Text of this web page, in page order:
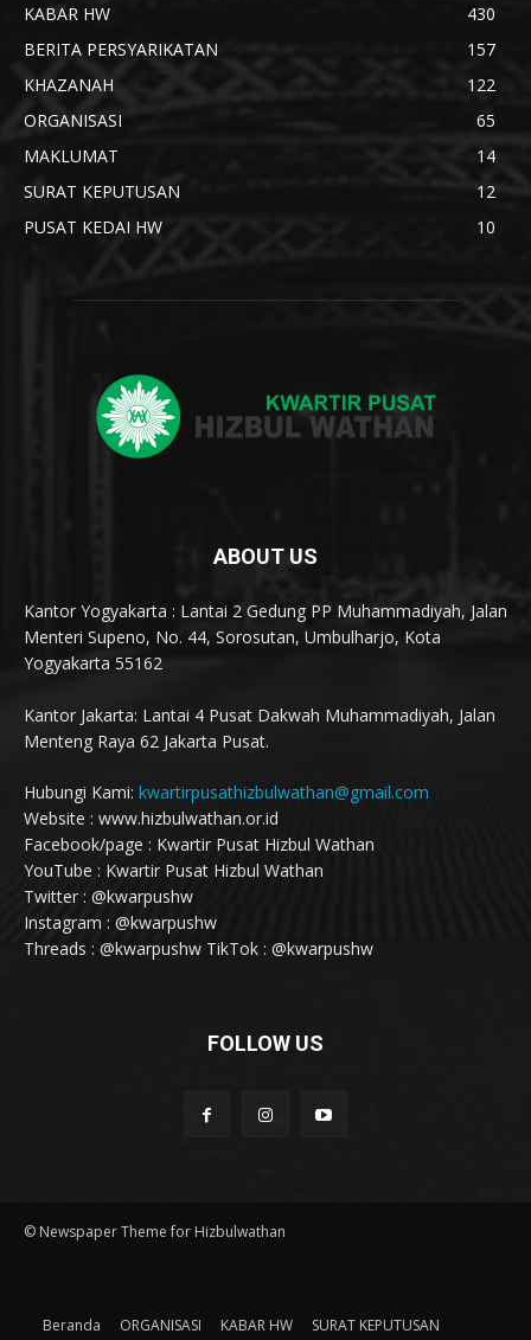
KABAR HW
430
BERITA PERSYARIKATAN
157
KHAZANAH
122
ORGANISASI
65
MAKLUMAT
14
SURAT KEPUTUSAN
12
PUSAT KEDAI HW
10
ABOUT US
Kantor Yogyakarta : Lantai 2 Gedung PP Muhammadiyah, Jalan
Menteri Supeno, No. 44, Sorosutan, Umbulharjo, Kota
Yogyakarta 55162
Kantor Jakarta: Lantai 4 Pusat Dakwah Muhammadiyah, Jalan
Menteng Raya 62 Jakarta Pusat.
Hubungi Kami: kwartirpusathizbulwathan@gmail.com
Website : www.hizbulwathan.or.id
Facebook/page : Kwartir Pusat Hizbul Wathan
YouTube : Kwartir Pusat Hizbul Wathan
Twitter : @kwarpushw
Instagram : @kwarpushw
Threads : @kwarpushw TikTok : @kwarpushw
FOLLOW US
© Newspaper Theme for Hizbulwathan
Beranda ORGANISASI KABAR HW
SURAT KEPUTUSAN